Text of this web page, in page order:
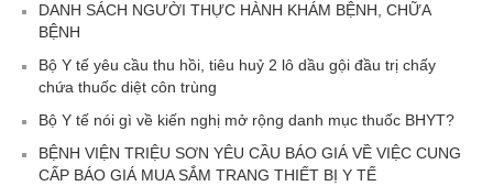
DANH SÁCH NGƯỜI THỰC HÀNH KHÁM BỆNH, CHỮA
BỆNH
Bộ Y tế yêu cầu thu hồi, tiêu huỷ 2 lô dầu gội đầu trị chấy
chứa thuốc diệt côn trùng
Bộ Y tế nói gì về kiến nghị mở rộng danh mục thuốc BHYT?
BỆNH VIỆN TRIỆU SƠN YÊU CẦU BÁO GIÁ VỀ VIỆC CUNG
CẤP BÁO GIÁ MUA SẮM TRANG THIẾT BỊ Y TẾ